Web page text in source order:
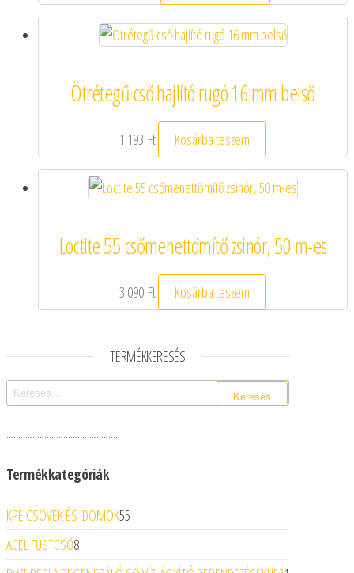
Ötrétegű cső hajlító rugó 16 mm belső
1 193 Ft Kosárba teszem
Loctite 55 csőmenettömítő zsinór, 50 m-es
3 090 Ft Kosárba teszem
TERMÉKKERESÉS
Keresés:
...............................................
Termékkategóriák
KPE CSÖVEK ÉS IDOMOK55
ACÉL FÜSTCSŐ88 termék